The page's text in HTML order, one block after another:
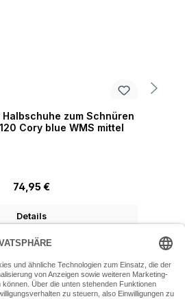
zum Schnüren
Cory blue WMS mittel
Regulärer Preis:
74,95 €
Details
9.30 - 18:30 Uhr Sa: 9:30 - 16 Uhr)